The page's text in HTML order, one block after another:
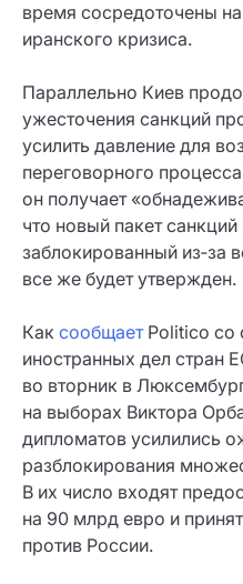
время сосредоточены
иранского кризиса.
Параллельно Киев
ужесточения санкций
усилить давление для
переговорного
он получает
что новый пакет
заблокированный из‑за
все же будет утвержден.
Как сообщаетPolitico со
иностранных дел стран
во вторник в
на выборах Виктора
дипломатов усилились
разблокирования
В их число входят
на 90 млрд евро и
против России.